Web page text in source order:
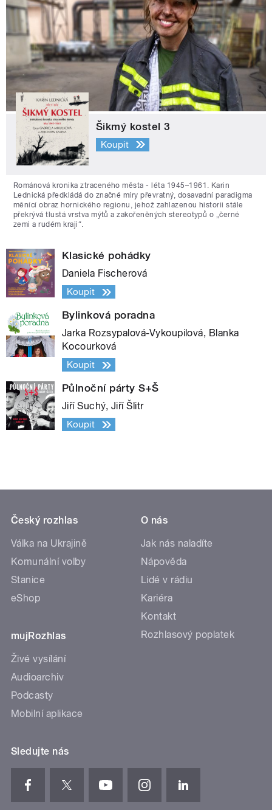
Šikmý kostel 3
Koupit
Románová kronika ztraceného města - léta 1945–1961. Karin
Lednická předkládá do značné míry převratný, dosavadní paradigma
měnící obraz hornického regionu, jehož zahlazenou historii stále
překrývá tlustá vrstva mýtů a zakořeněných stereotypů o „černé
zemi a rudém kraji“.
Klasické pohádky
Daniela Fischerová
Koupit
Bylinková poradna
Jarka Rozsypalová-Vykoupilová, Blanka
Kocourková
Koupit
Půlnoční párty S+Š
Jiří Suchý, Jiří Šlitr
Koupit
Český rozhlas
Válka na Ukrajině
Komunální volby
Stanice
eShop
mujRozhlas
Živé vysílání
Audioarchiv
Podcasty
Mobilní aplikace
O nás
Jak nás naladíte
Nápověda
Lidé v rádiu
Kariéra
Kontakt
Rozhlasový poplatek
Sledujte nás